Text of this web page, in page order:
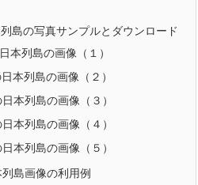
島の写真サンプルとダウンロード
本列島の画像（１）
本列島の画像（２）
本列島の画像（３）
本列島の画像（４）
本列島の画像（５）
列島画像の利用例